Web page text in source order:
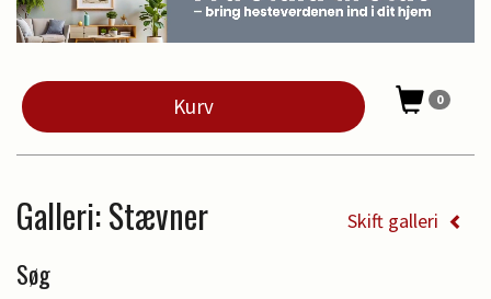
Kurv 0
Galleri: Stævner Skift galleri
Søg